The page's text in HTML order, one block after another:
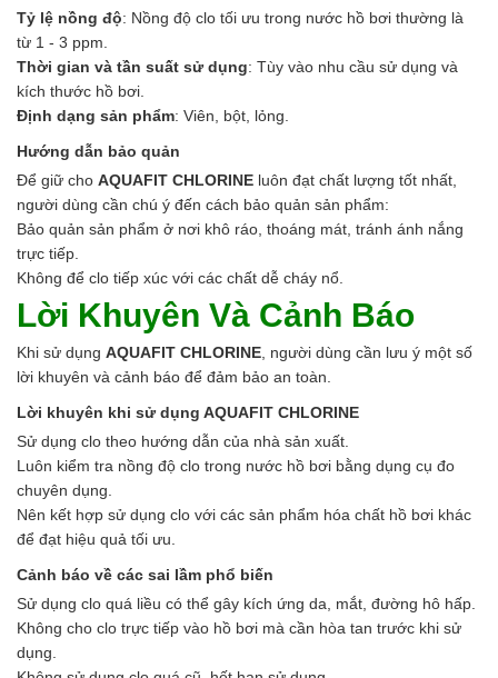
Tỷ lệ nồng độ: Nồng độ clo tối ưu trong nước hồ bơi thường là
từ 1 - 3 ppm.
Thời gian và tần suất sử dụng: Tùy vào nhu cầu sử dụng và
kích thước hồ bơi.
Định dạng sản phẩm: Viên, bột, lỏng.
Hướng dẫn bảo quản
Để giữ cho AQUAFIT CHLORINE luôn đạt chất lượng tốt nhất,
người dùng cần chú ý đến cách bảo quản sản phẩm:
Bảo quản sản phẩm ở nơi khô ráo, thoáng mát, tránh ánh nắng
trực tiếp.
Không để clo tiếp xúc với các chất dễ cháy nổ.
Lời Khuyên Và Cảnh Báo
Khi sử dụng AQUAFIT CHLORINE , người dùng cần lưu ý một số
lời khuyên và cảnh báo để đảm bảo an toàn.
Lời khuyên khi sử dụng AQUAFIT CHLORINE
Sử dụng clo theo hướng dẫn của nhà sản xuất.
Luôn kiểm tra nồng độ clo trong nước hồ bơi bằng dụng cụ đo
chuyên dụng.
Nên kết hợp sử dụng clo với các sản phẩm hóa chất hồ bơi khác
để đạt hiệu quả tối ưu.
Cảnh báo về các sai lầm phổ biến
Sử dụng clo quá liều có thể gây kích ứng da, mắt, đường hô hấp.
Không cho clo trực tiếp vào hồ bơi mà cần hòa tan trước khi sử
dụng.